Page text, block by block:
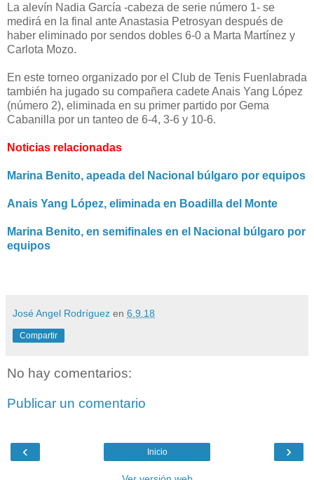
La alevín Nadia García -cabeza de serie número 1- se
medirá en la final ante Anastasia Petrosyan después de
haber eliminado por sendos dobles 6-0 a Marta Martínez y
Carlota Mozo.
En este torneo organizado por el Club de Tenis Fuenlabrada
también ha jugado su compañera cadete Anais Yang López
(número 2), eliminada en su primer partido por Gema
Cabanilla por un tanteo de 6-4, 3-6 y 10-6.
Noticias relacionadas
Marina Benito, apeada del Nacional búlgaro por equipos
Anais Yang López, eliminada en Boadilla del Monte
Marina Benito, en semifinales en el Nacional búlgaro por
equipos
José Angel Rodríguez en 6.9.18
Compartir
No hay comentarios:
Publicar un comentario
‹ ›
Inicio